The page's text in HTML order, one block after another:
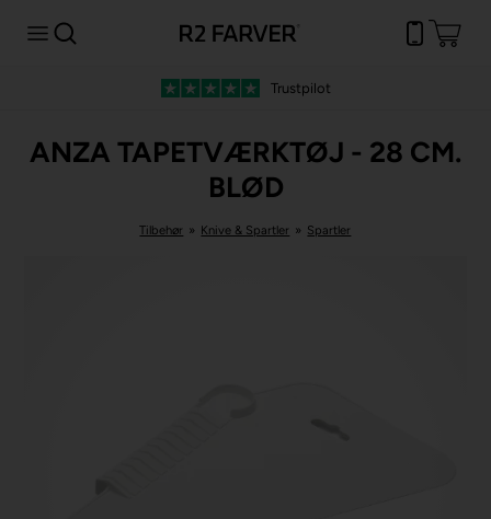
Trustpilot
ANZA TAPETVÆRKTØJ - 28 CM.
BLØD
Tilbehør » Knive & Spartler » Spartler